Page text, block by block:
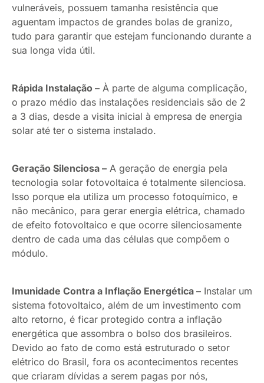
vulneráveis, possuem tamanha resistência que
aguentam impactos de grandes bolas de granizo,
tudo para garantir que estejam funcionando durante a
sua longa vida útil.
Rápida Instalação – À parte de alguma complicação,
o prazo médio das instalações residenciais são de 2
a 3 dias, desde a visita inicial à empresa de energia
solar até ter o sistema instalado.
Geração Silenciosa – A geração de energia pela
tecnologia solar fotovoltaica é totalmente silenciosa.
Isso porque ela utiliza um processo fotoquímico, e
não mecânico, para gerar energia elétrica, chamado
de efeito fotovoltaico e que ocorre silenciosamente
dentro de cada uma das células que compõem o
módulo.
Imunidade Contra a Inflação Energética – Instalar um
sistema fotovoltaico, além de um investimento com
alto retorno, é ficar protegido contra a inflação
energética que assombra o bolso dos brasileiros.
Devido ao fato de como está estruturado o setor
elétrico do Brasil, fora os acontecimentos recentes
que criaram dívidas a serem pagas por nós,